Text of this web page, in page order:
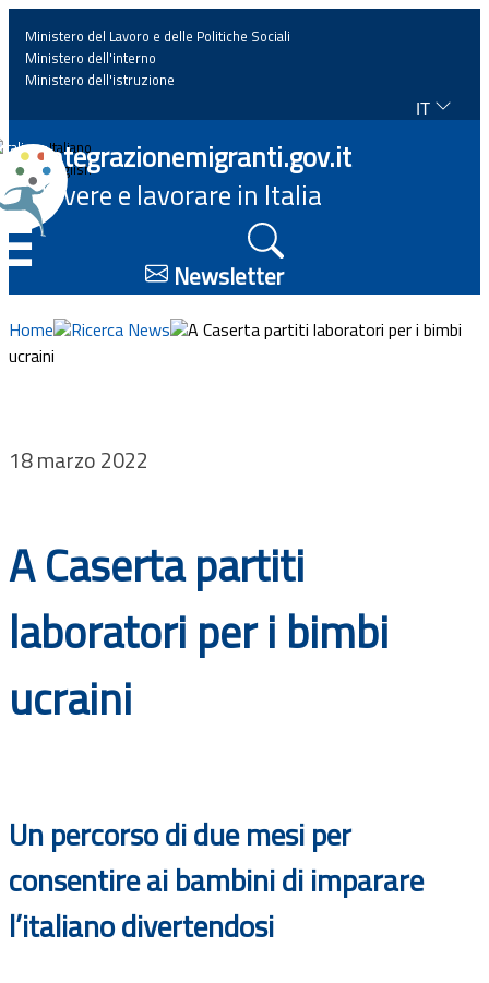
Home
News
Approfondimenti
Eventi
Progetti
Bandi
Guide
Ministero del Lavoro e delle Politiche Sociali
Ministero dell'interno
Ministero dell'istruzione
IT
Italiano
English
Integrazionemigranti.gov.it
Vivere e lavorare in Italia
Newsletter
Home Ricerca News
A Caserta partiti laboratori per i bimbi
ucraini
18 marzo 2022
A Caserta partiti
laboratori per i bimbi
ucraini
Un percorso di due mesi per
consentire ai bambini di imparare
l’italiano divertendosi